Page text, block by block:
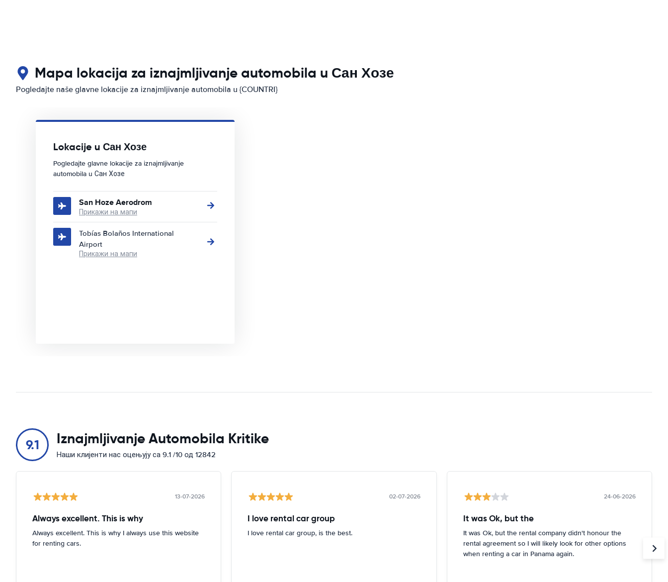
Mapa lokacija za iznajmljivanje automobila u Сан Хозе
Pogledajte naše glavne lokacije za iznajmljivanje automobila u {COUNTRI}
Lokacije u Сан Хозе
Pogledajte glavne lokacije za iznajmljivanje
automobila u Сан Хозе
San Hoze Aerodrom
Прикажи на мапи
Tobías Bolaños International
Airport
Прикажи на мапи
9.1 Iznajmljivanje Automobila Kritike
Наши клијенти нас оцењују са 9.1 /10 од 12842
13-07-2026
Always excellent. This is why
Always excellent. This is why I always use this website
for renting cars.
02-07-2026
I love rental car group
I love rental car group, is the best.
24-06-2026
It was Ok, but the
It was Ok, but the rental company didn't honour the
rental agreement so I will likely look for other options
when renting a car in Panama again.